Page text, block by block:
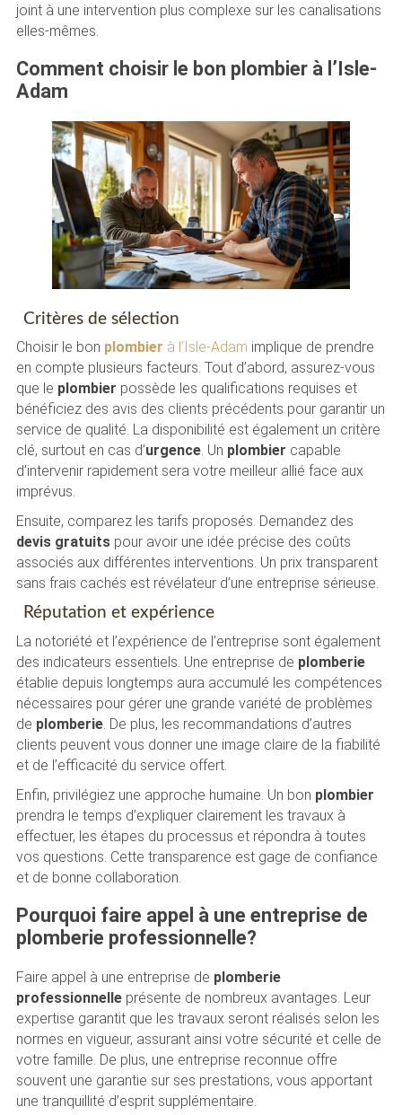
joint à une intervention plus complexe sur les canalisations
elles-mêmes.
Comment choisir le bon plombier à l’Isle-
Adam
Critères de sélection
Choisir le bon plombier à l’Isle-Adam implique de prendre
en compte plusieurs facteurs. Tout d’abord, assurez-vous
que le plombier possède les qualifications requises et
bénéficiez des avis des clients précédents pour garantir un
service de qualité. La disponibilité est également un critère
clé, surtout en cas d’urgence. Un plombier capable
d’intervenir rapidement sera votre meilleur allié face aux
imprévus.
Ensuite, comparez les tarifs proposés. Demandez des
devis gratuitspour avoir une idée précise des coûts
associés aux différentes interventions. Un prix transparent
sans frais cachés est révélateur d’une entreprise sérieuse.
Réputation et expérience
La notoriété et l’expérience de l’entreprise sont également
des indicateurs essentiels. Une entreprise de plomberie
établie depuis longtemps aura accumulé les compétences
nécessaires pour gérer une grande variété de problèmes
de plomberie. De plus, les recommandations d’autres
clients peuvent vous donner une image claire de la fiabilité
et de l’efficacité du service offert.
Enfin, privilégiez une approche humaine. Un bon plombier
prendra le temps d’expliquer clairement les travaux à
effectuer, les étapes du processus et répondra à toutes
vos questions. Cette transparence est gage de confiance
et de bonne collaboration.
Pourquoi faire appel à une entreprise de
plomberie professionnelle?
Faire appel à une entreprise de plomberie
professionnelleprésente de nombreux avantages. Leur
expertise garantit que les travaux seront réalisés selon les
normes en vigueur, assurant ainsi votre sécurité et celle de
votre famille. De plus, une entreprise reconnue offre
souvent une garantie sur ses prestations, vous apportant
une tranquillité d’esprit supplémentaire.